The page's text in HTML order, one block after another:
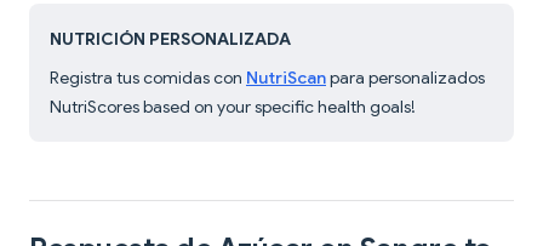
NUTRICIÓN PERSONALIZADA
Registra tus comidas con NutriScanpara personalizados
NutriScores based on your specific health goals!